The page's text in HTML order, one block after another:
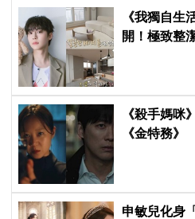
《我獨自生
開！極致整
《殺手媽咪
《金特務
申敏兒化身